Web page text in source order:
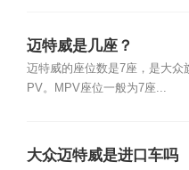
迈特威是几座？
迈特威的座位数是7座，是大众
PV。MPV座位一般为7座...
大众迈特威是进口车吗